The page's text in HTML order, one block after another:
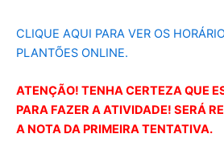
CLIQUE AQUI PARA VER OS
PLANTÕES ONLINE.
ATENÇÃO! TENHA CERTEZA QUE
PARA FAZER A ATIVIDADE! SERÁ
A NOTA DA PRIMEIRA TENTATIVA.